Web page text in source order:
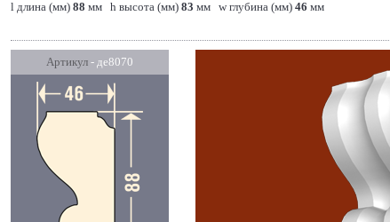
l длина (мм) 88 мм h высота (мм) 83 мм w глубина (мм) 46 мм
Артикул - де8070